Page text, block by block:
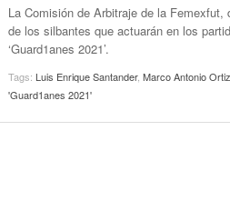
Van Más De 4 Mil Taxis Verificados
Sigue El Robo De Catalizadores
La Comisión de Arbitraje de la
de los silbantes que actuarán en los
‘Guard1anes 2021’.
Tags: Luis Enrique Santander, Marco Antonio Ortiz
'Guard1anes 2021'